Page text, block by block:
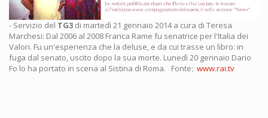
- Servizio del TG3 di martedì 21 gennaio 2014 a cura di Teresa
Marchesi: Dal 2006 al 2008 Franca Rame fu senatrice per l'Italia dei
Valori. Fu un'esperienza che la deluse, e da cui trasse un libro: in
fuga dal senato, uscito dopo la sua morte. Lunedì 20 gennaio Dario
Fo lo ha portato in scena al Sistina di Roma. Fonte: www.rai.tv